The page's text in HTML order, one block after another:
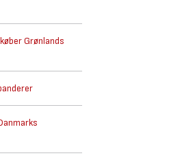
Grønlands